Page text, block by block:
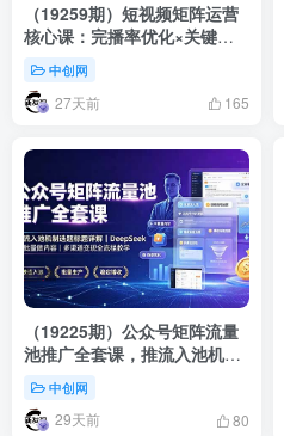
（19259期）短视频矩阵运营
核心课：完播率优化×关键词
排名×DeepSeek文案生成，从
零搭建多平台引流体系
中创网
27天前 165
（19225期）公众号矩阵流量
池推广全套课，推流入池机制
选题标题详解，DeepSeek AI
批量做内容，多渠道变现全流
程教学
中创网
29天前 80